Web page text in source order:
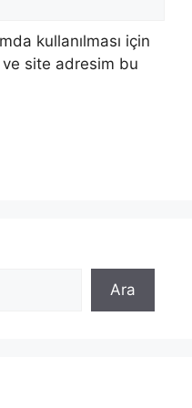
kullanılması için
site adresim bu
Ara